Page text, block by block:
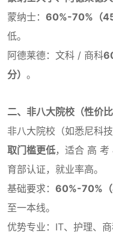
蒙纳士： 60%-70%（
低。
阿德莱德：文科 / 商科
分） 。
二、非八大院校（性价
非八大院校（如悉尼科
取门槛更低，适合 高 考
育部认证，就业率高。
基础要求： 60%-70%（
至一本线。
优势专业：IT、护理、